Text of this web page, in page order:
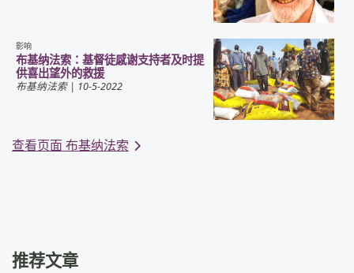
影响
布基纳法索：基督徒感谢支持者及时提
供喜出望外的救援
布基纳法索| 10-5-2022
查看页面 布基纳法索
推荐文章